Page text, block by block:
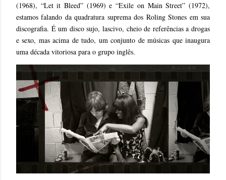
(1968), “Let it Bleed” (1969) e “Exile on Main Street” (1972),
estamos falando da quadratura suprema dos Roling Stones em sua
discografia. É um disco sujo, lascivo, cheio de referências a drogas
e sexo, mas acima de tudo, um conjunto de músicas que inaugura
uma década vitoriosa para o grupo inglês.